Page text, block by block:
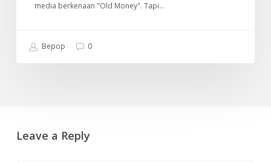
media berkenaan "Old Money". Tapi…
Bepop 0
Leave a Reply